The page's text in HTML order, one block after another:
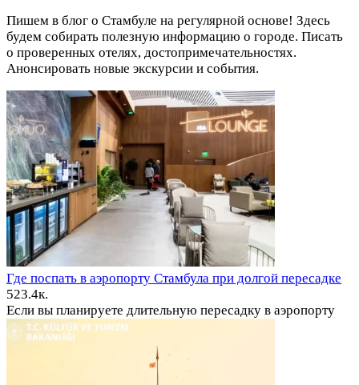
Пишем в блог о Стамбуле на регулярной основе! Здесь
будем собирать полезную информацию о городе. Писать
о проверенных отелях, достопримечательностях.
Анонсировать новые экскурсии и события.
Где поспать в аэропорту Стамбула при долгой пересадке
523.4к.
Если вы планируете длительную пересадку в аэропорту